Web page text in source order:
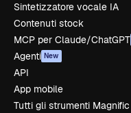
Sintetizzatore vocale IA
Contenuti stock
MCP per Claude/ChatGPT
Agenti New
API
App mobile
Tutti gli strumenti Magnific